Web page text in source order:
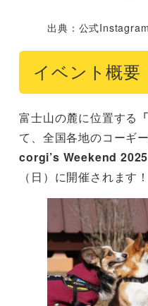
出典：公式
イベント概要
富士山の麓に位置する
て、全国各地のコーギ
corgi’s Weekend 2025
（日）に開催されます！